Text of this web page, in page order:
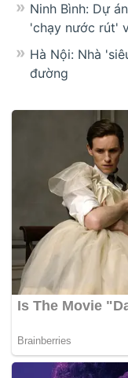
Ninh Bình: Dự
'chạy nước rút'
Hà Nội: Nhà
đường